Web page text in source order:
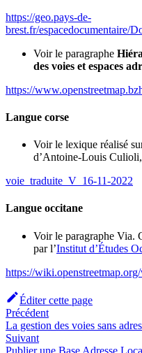
https://geo.pays-de-
brest.fr/espacedocumentaire/
Voir le paragraphe
des voies et espaces
https://
Langue corse
Voir le lexique réalisé
d’Antoine-Louis
voie_traduite_V_16-11-2022
Langue occitane
Voir le paragraphe Via.
par l’Institut d’Études
https://
Éditer cette page
Précédent
La gestion des voies sans
Suivant
Publier une Base Adresse